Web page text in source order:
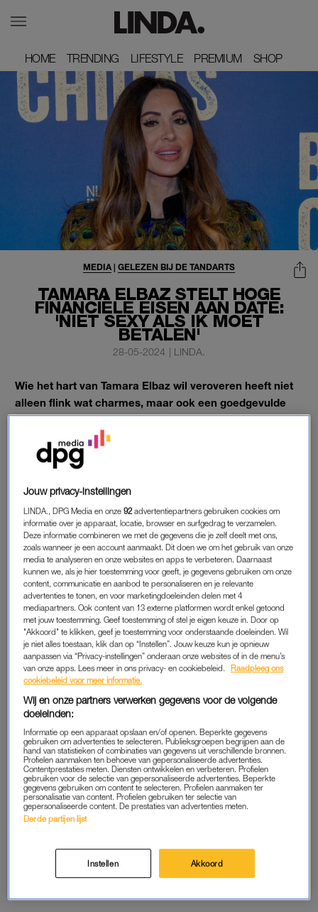
HOME
HOME TRENDING
TRENDING LIFESTYLE
LIFESTYLE PREMIUM
PREMIUM SHOP
SHOP
TAMARA ELBAZ STELT HOGE
FINANCIËLE EISEN AAN DATE:
'NIET SEXY ALS IK MOET
BETALEN'
MEDIA | GELEZEN BIJ DE TANDARTS
28-05-2024 | LINDA.
Wie het hart van Tamara Elbaz wil veroveren heeft niet
alleen flink wat charmes, maar ook een goedgevulde
portemonnee nodig. De realityster vindt dat een
potentiële liefde minstens vier ton per jaar moet
verdienen.
toch niet zo heel moeilijk?” vraagt ze in een nieuwe aflevering
van Ruud de Wilds podcast30 MINUTEN RAUW.
TAMARA ELBAZ
“Ik denk dat het veel over een man zegt als ook hij financieel
onafhankelijk is. Ik vind het wel leuk als een man meer
verdient dan ik”, aldus Elbaz tegen De Wild. “In het verleden
heb ik weleens gedatet met mannen voor wie ik dan moest
betalen, dat vond ik niet zo sexy”, licht ze toe.
“Ik denk dat het belangrijk is dat een man een doel heeft in zijn
leven. Dat het toch ook een beetje de taak is van een man om
eenprovider
de ster uitThe Real Housewives of Amsterdam.
EISENLIJSTJE
Verder op het eisenlijstje: een knap uiterlijk (“Ik moet er de hele
dag naar kijken”), humor (“Ik houd echt van lachen”) en
Luister de hele aflevering van 30 MINUTEN RAUWhieronder.
Jouw privacy-instellingen
LINDA., DPG Media en onze92 advertentiepartners gebruiken cookies om
informatie over je apparaat, locatie, browser en surfgedrag te verzamelen.
Deze informatie combineren we met de gegevens die je zelf deelt met ons,
zoals wanneer je een account aanmaakt. Dit doen we om het gebruik van onze
media te analyseren en onze websites en apps te verbeteren. Daarnaast
kunnen we, als je hier toestemming voor geeft, je gegevens gebruiken om onze
content, communicatie en aanbod te personaliseren en je relevante
advertenties te tonen, en voor marketingdoeleinden delen met 4
mediapartners. Ook content van 13 externe platformen wordt enkel getoond
met jouw toestemming. Geef toestemming of stel je eigen keuze in. Door op
"Akkoord" te klikken, geef je toestemming voor onderstaande doeleinden. Wil
je niet alles toestaan, klik dan op “Instellen”. Jouw keuze kun je opnieuw
aanpassen via “Privacy-instellingen” onderaan onze websites of in de menu’s
van onze apps. Lees meer in ons privacy- en cookiebeleid.
Raadpleeg ons
cookiebeleid voor meer informatie.
Wij en onze partners verwerken gegevens voor de volgende
doeleinden:
Informatie op een apparaat opslaan en/of openen. Beperkte gegevens
gebruiken om advertenties te selecteren. Publieksgroepen begrijpen aan de
hand van statistieken of combinaties van gegevens uit verschillende bronnen.
Profielen aanmaken ten behoeve van gepersonaliseerde advertenties.
Contentprestaties meten. Diensten ontwikkelen en verbeteren. Profielen
gebruiken voor de selectie van gepersonaliseerde advertenties. Beperkte
gegevens gebruiken om content te selecteren. Profielen aanmaken ter
personalisatie van content. Profielen gebruiken ter selectie van
gepersonaliseerde content. De prestaties van advertenties meten.
Derde partijen lijst
Instellen Akkoord